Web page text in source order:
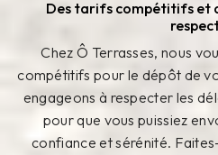
Des tarifs compétitifs et
Chez Ô Terrasses, nous
compétitifs pour le dépôt de
engageons à respecter les
pour que vous puissiez
confiance et sérénité.